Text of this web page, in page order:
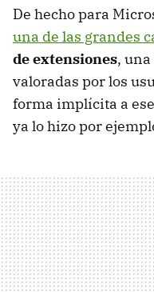
De hecho para
una de las grandes
de extensiones,
valoradas por los
forma implícita a
ya lo hizo por